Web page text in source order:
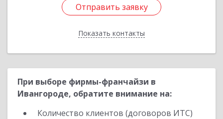
Отправить заявку
Показать контакты
Отправить заявку
Назад
При выборе фирмы-франчайзи в
Ивангороде, обратите внимание на:
Количество клиентов (договоров ИТС)